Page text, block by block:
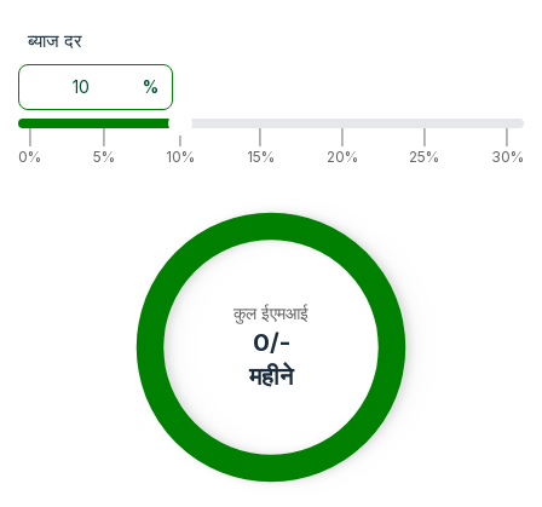
ब्याज दर
%
0%
5%
|
10%
15%
20%
25%
30%
कुल ईएमआई
0/-
महीने